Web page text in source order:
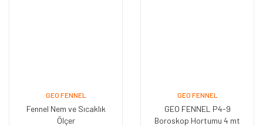
GEO FENNEL
Fennel Nem ve Sıcaklık
Ölçer
GEO FENNEL
GEO FENNEL P4-9
Boroskop Hortumu 4 mt